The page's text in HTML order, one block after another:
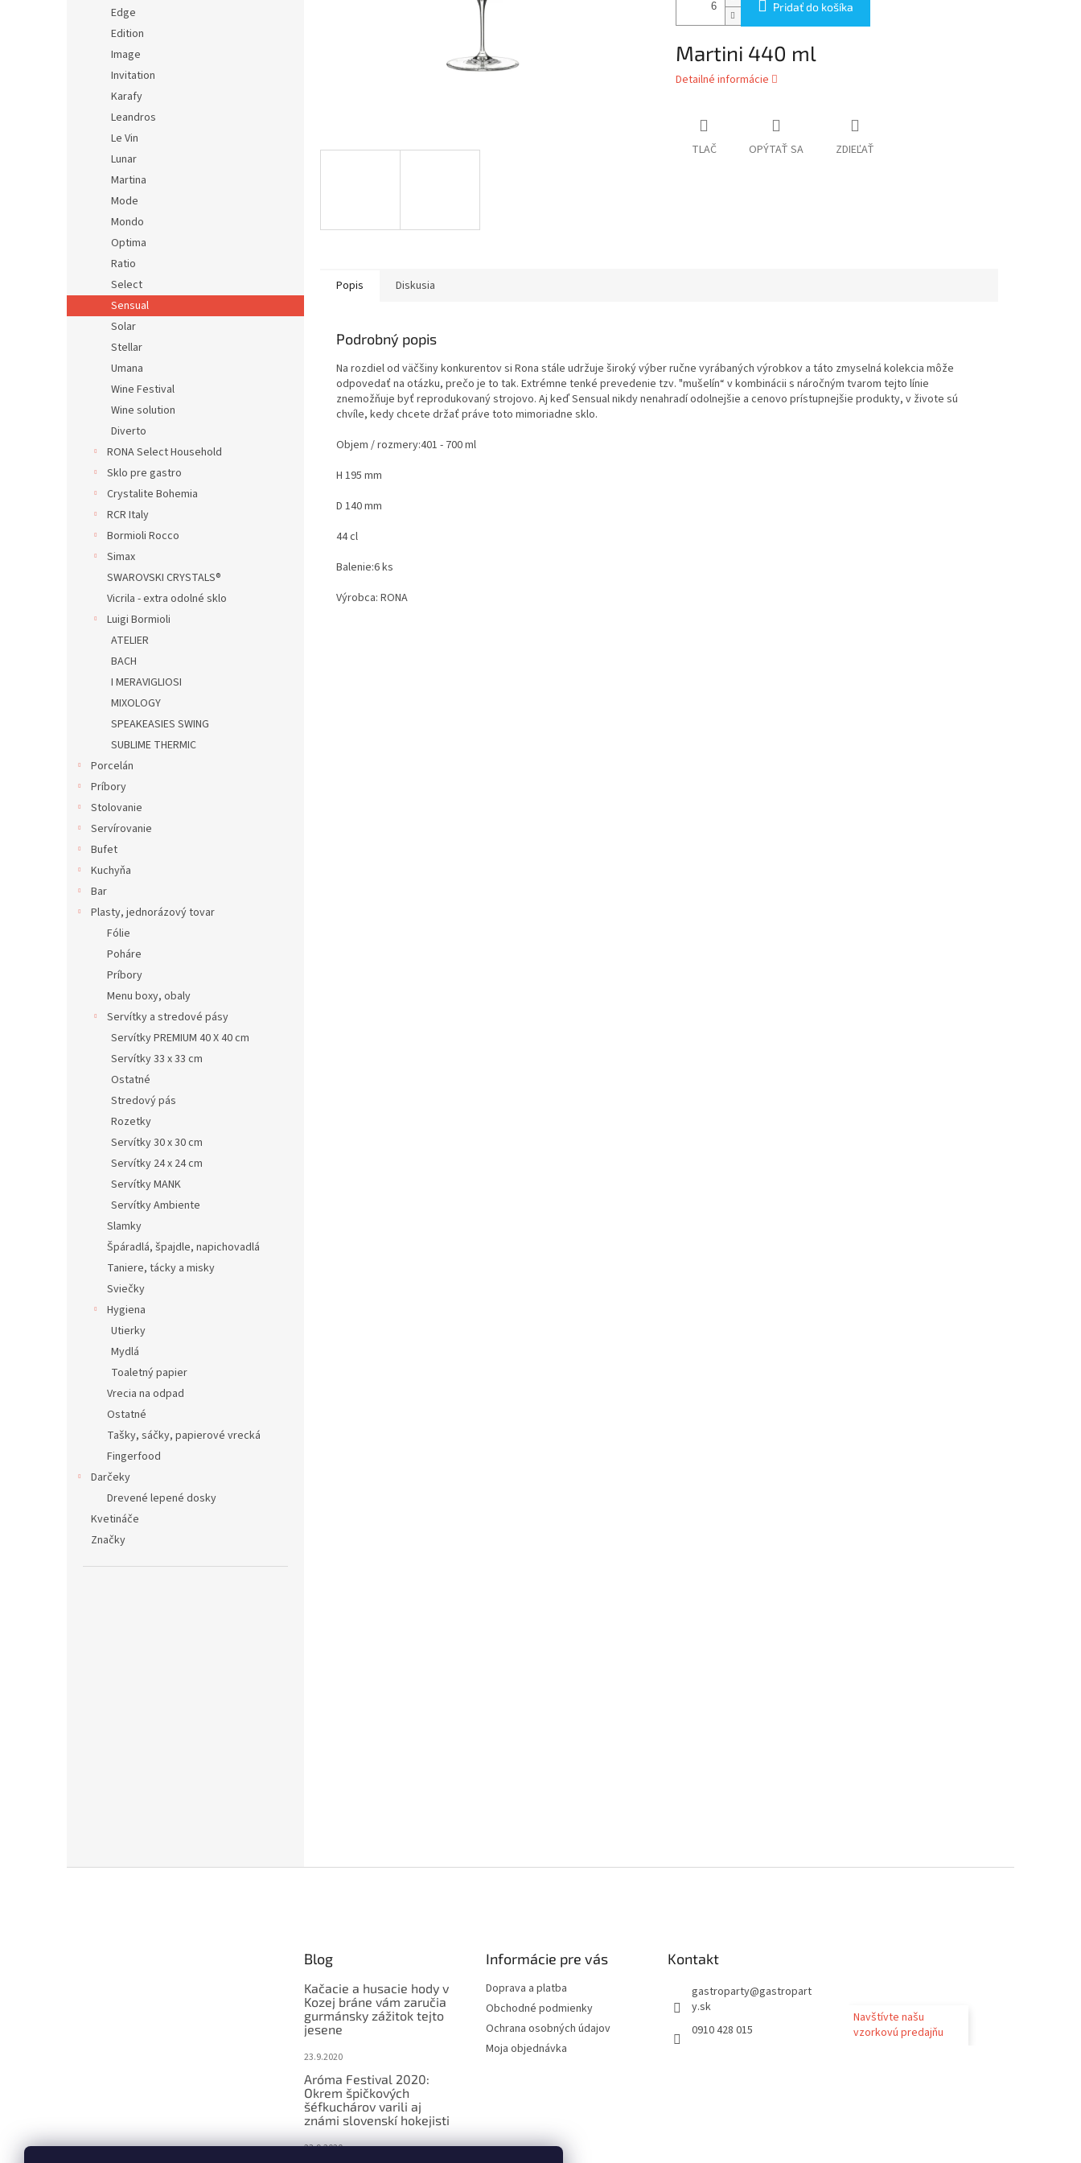
Edge
Edition
Image
Invitation
Karafy
Leandros
Le Vin
Lunar
Martina
Mode
Mondo
Optima
Ratio
Select
Sensual
Solar
Stellar
Umana
Wine Festival
Wine solution
Diverto
RONA Select Household
Sklo pre gastro
Crystalite Bohemia
RCR Italy
Bormioli Rocco
Simax
SWAROVSKI CRYSTALS®
Vicrila - extra odolné sklo
Luigi Bormioli
ATELIER
BACH
I MERAVIGLIOSI
MIXOLOGY
SPEAKEASIES SWING
SUBLIME THERMIC
Porcelán
Príbory
Stolovanie
Servírovanie
Bufet
Kuchyňa
Bar
Plasty, jednorázový tovar
Fólie
Poháre
Príbory
Menu boxy, obaly
Servítky a stredové pásy
Servítky PREMIUM 40 X 40 cm
Servítky 33 x 33 cm
Ostatné
Stredový pás
Rozetky
Servítky 30 x 30 cm
Servítky 24 x 24 cm
Servítky MANK
Servítky Ambiente
Slamky
Špáradlá, špajdle, napichovadlá
Taniere, tácky a misky
Sviečky
Hygiena
Utierky
Mydlá
Toaletný papier
Vrecia na odpad
Ostatné
Tašky, sáčky, papierové vrecká
Fingerfood
Darčeky
Drevené lepené dosky
Kvetináče
Značky
Pridať do košíka
Martini 440 ml
Detailné informácie
TLAČ OPÝTAŤ SA ZDIEĽAŤ
Popis Diskusia
Podrobný popis
Na rozdiel od väčšiny konkurentov si Rona stále udržuje široký výber ručne vyrábaných výrobkov a táto zmyselná kolekcia môže
odpovedať na otázku, prečo je to tak. Extrémne tenké prevedenie tzv. "mušelín“ v kombinácii s náročným tvarom tejto línie
znemožňuje byť reprodukovaný strojovo. Aj keď Sensual nikdy nenahradí odolnejšie a cenovo prístupnejšie produkty, v živote sú
chvíle, kedy chcete držať práve toto mimoriadne sklo.
Objem / rozmery:401 - 700 ml
H 195 mm
D 140 mm
44 cl
Balenie:6 ks
Výrobca: RONA
Blog
Kačacie a husacie hody v
Kozej bráne vám zaručia
gurmánsky zážitok tejto
jesene
23.9.2020
Aróma Festival 2020:
Okrem špičkových
šéfkuchárov varili aj
známi slovenskí hokejisti
23.9.2020
Informácie pre vás
Doprava a platba
Obchodné podmienky
Ochrana osobných údajov
Moja objednávka
Kontakt
gastroparty@gastropart
y.sk
0910 428 015
Navštívte našu
vzorkovú predajňu